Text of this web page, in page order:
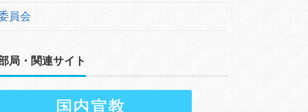
員会
局・関連サイト